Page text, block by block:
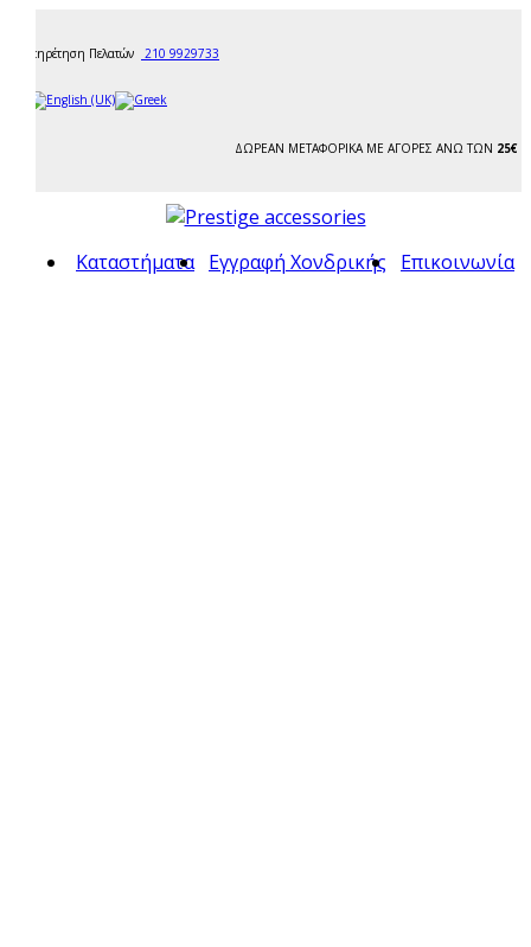
Εξυπηρέτηση Πελατών 210 9929733
ΔΩΡΕΑΝ ΜΕΤΑΦΟΡΙΚΑ ΜΕ ΑΓΟΡΕΣ ΑΝΩ ΤΩΝ 25€
Καταστήματα Εγγραφή Χονδρικής Επικοινωνία